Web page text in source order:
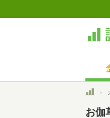
トッ
お伽